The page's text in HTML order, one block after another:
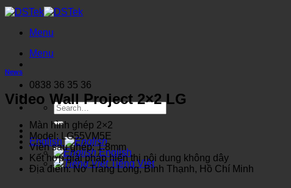
Menu
Menu
0838 36 35 36
Search
for:
English
English
Tiếng Việt
News
Video Wall Project 2×2 LG
Màn hình ghép 2×2
Model: LG55VM5E
Viền sau ghép: 1.8mm
Kết hợp giải pháp hiển thị nội dung không dây
Địa điểm: Nơ Trang Long, Bình Thạnh, Hồ Chí Minh